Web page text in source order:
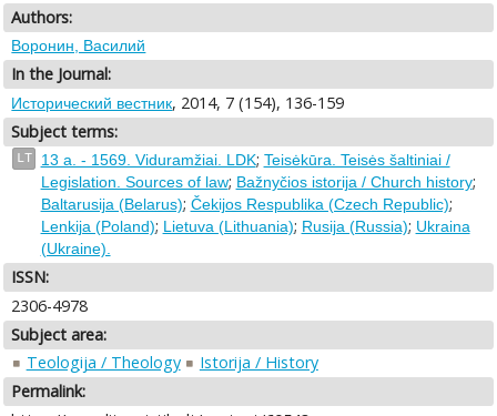
Authors:
Воронин, Василий
In the Journal:
Исторический вестник, 2014, 7 (154), 136-159
Subject terms:
LT 13 a. - 1569. Viduramžiai. LDK; Teisėkūra. Teisės šaltiniai /
Legislation. Sources of law; Bažnyčios istorija / Church history;
Baltarusija (Belarus); Čekijos Respublika (Czech Republic);
Lenkija (Poland); Lietuva (Lithuania); Rusija (Russia); Ukraina
(Ukraine).
ISSN:
2306-4978
Subject area:
Teologija / Theology
Istorija / History
Permalink: